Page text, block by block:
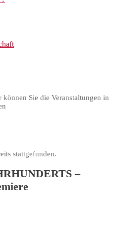
Sie die Veranstaltungen in
stattgefunden.
–